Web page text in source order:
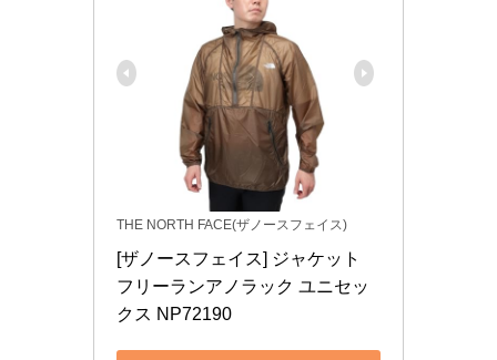
THE NORTH FACE(ザノースフェイス)
[ザノースフェイス] ジャケット
フリーランアノラック ユニセッ
クス NP72190